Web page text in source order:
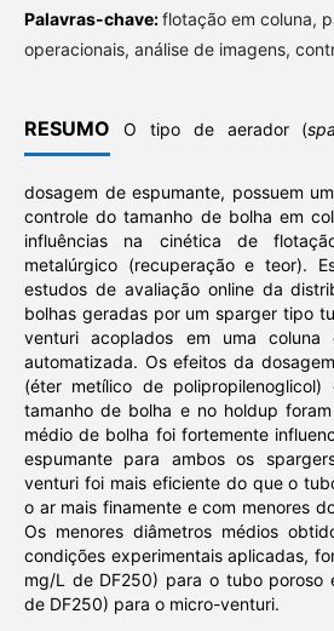
Palavras-chave:flotação em coluna,
operacionais, análise de imagens,
RESUMO O tipo de aerador (
dosagem de espumante, possuem
controle do tamanho de bolha em
influências na cinética de
metalúrgico (recuperação e teor).
estudos de avaliação online da
bolhas geradas por um sparger tipo
venturi acoplados em uma coluna
automatizada. Os efeitos da
(éter metílico de
tamanho de bolha e no holdup
médio de bolha foi fortemente
espumante para ambos os
venturi foi mais eficiente do que o
o ar mais finamente e com menores
Os menores diâmetros médios
condições experimentais aplicadas,
mg/L de DF250) para o tubo poroso
de DF250) para o micro-venturi.